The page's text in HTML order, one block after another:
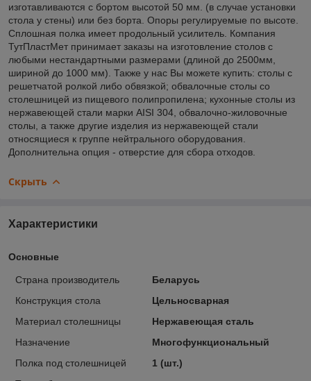
изготавливаются с бортом высотой 50 мм. (в случае установки
стола у стены) или без борта. Опоры регулируемые по высоте.
Сплошная полка имеет продольный усилитель. Компания
ТутПластМет принимает заказы на изготовление столов с
любыми нестандартными размерами (длиной до 2500мм,
шириной до 1000 мм). Также у нас Вы можете купить: столы с
решетчатой ролкой либо обвязкой; обвалочные столы со
столешницей из пищевого полипропилена; кухонные столы из
нержавеющей стали марки AISI 304, обвалочно-жиловочные
столы, а также другие изделия из нержавеющей стали
относящиеся к группе нейтрального оборудования.
Дополнительна опция - отверстие для сбора отходов.
Скрыть
Характеристики
Основные
Страна производитель
Беларусь
Конструкция стола
Цельносварная
Материал столешницы
Нержавеющая сталь
Назначение
Многофункциональный
Полка под столешницей
1 (шт.)